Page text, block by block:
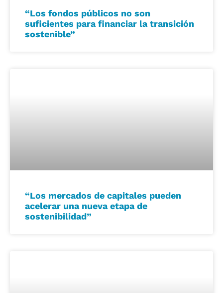
“Los fondos públicos no son
suficientes para financiar la transición
sostenible”
“Los mercados de capitales pueden
acelerar una nueva etapa de
sostenibilidad”